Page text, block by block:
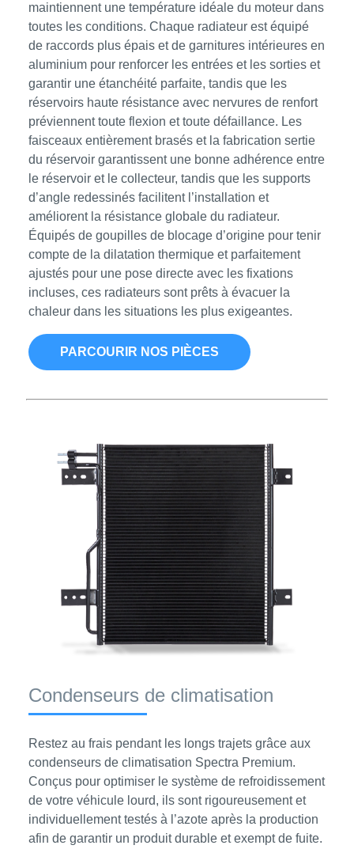
maintiennent une température idéale du moteur dans
toutes les conditions. Chaque radiateur est équipé
de raccords plus épais et de garnitures intérieures en
aluminium pour renforcer les entrées et les sorties et
garantir une étanchéité parfaite, tandis que les
réservoirs haute résistance avec nervures de renfort
préviennent toute flexion et toute défaillance. Les
faisceaux entièrement brasés et la fabrication sertie
du réservoir garantissent une bonne adhérence entre
le réservoir et le collecteur, tandis que les supports
d’angle redessinés facilitent l’installation et
améliorent la résistance globale du radiateur.
Équipés de goupilles de blocage d’origine pour tenir
compte de la dilatation thermique et parfaitement
ajustés pour une pose directe avec les fixations
incluses, ces radiateurs sont prêts à évacuer la
chaleur dans les situations les plus exigeantes.
PARCOURIR NOS PIÈCES
Condenseurs de climatisation
Restez au frais pendant les longs trajets grâce aux
condenseurs de climatisation Spectra Premium.
Conçus pour optimiser le système de refroidissement
de votre véhicule lourd, ils sont rigoureusement et
individuellement testés à l’azote après la production
afin de garantir un produit durable et exempt de fuite.